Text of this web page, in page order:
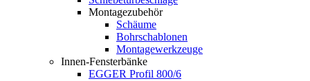
Montagezubehör
Schäume
Bohrschablonen
Montagewerkzeuge
Innen-Fensterbänke
EGGER Profil 800/6